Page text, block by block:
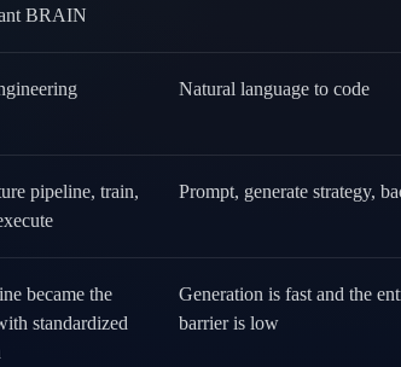
BRAIN
Natural language to code
pipeline, train,
Prompt, generate strategy,
became the
standardized
Generation is fast and the
barrier is low